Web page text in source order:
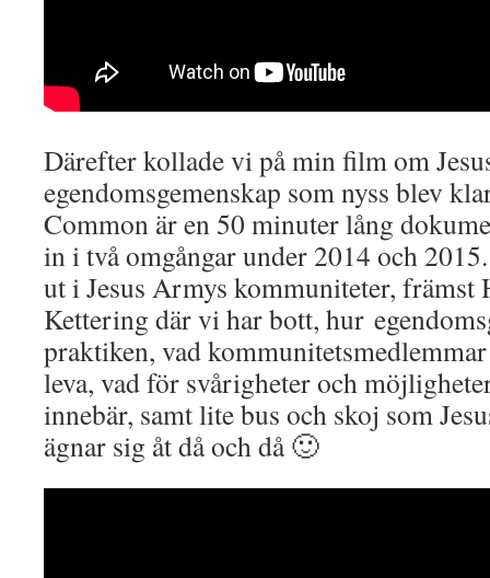
Därefter kollade vi på min film om
egendomsgemenskap som nyss blev
Common är en 50 minuter lång
in i två omgångar under 2014 och
ut i Jesus Armys kommuniteter, främst
Kettering där vi har bott, hur
praktiken, vad
leva, vad för svårigheter och
innebär, samt lite bus och skoj som
ägnar sig åt då och då 🙂